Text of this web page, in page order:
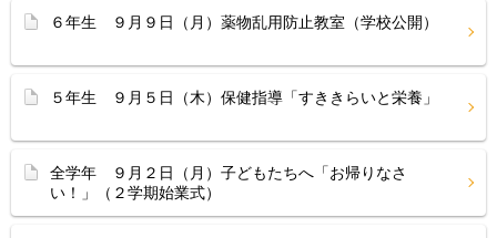
６年生 ９月９日（月）薬物乱用防止教室（学校公開）
５年生 ９月５日（木）保健指導「すききらいと栄養」
全学年 ９月２日（月）子どもたちへ「お帰りなさ
い！」（２学期始業式）